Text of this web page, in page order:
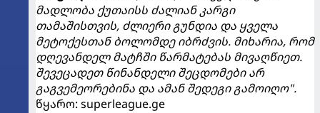
მადლობა ქუთაისს ძალიან კარგი
თამაშისთვის, ძლიერი გუნდია და ყველა
მეტოქესთან ბოლომდე იბრძვის. მიხარია, რომ
დღევანდელ მატჩში წარმატებას მივაღწიეთ.
შევეცადეთ წინანდელი შეცდომები არ
გაგვემეორებინა და ამან შედეგი გამოიღო".
წყარო: superleague.ge